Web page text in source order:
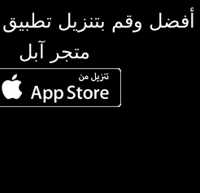
وقم بتنزيل
متجر آبل